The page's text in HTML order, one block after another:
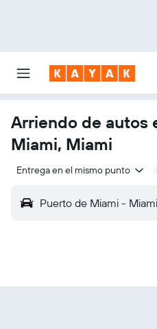
Arriendo de autos
Miami, Miami
Entrega en el mismo punto
Puerto de Miami -